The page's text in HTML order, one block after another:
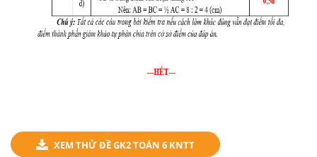
XEM THỬ ĐỀ GK2 TOÁN 6 KNTT